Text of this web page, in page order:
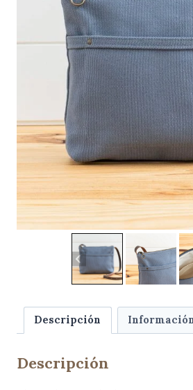
Descripción
Descripción